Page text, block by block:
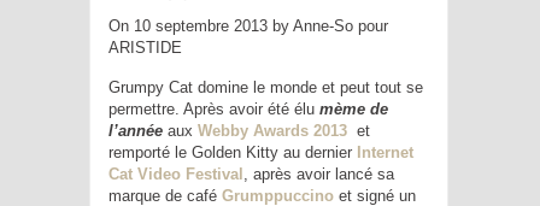
On 10 septembre 2013 by Anne-So pour
ARISTIDE
Grumpy Cat domine le monde et peut tout se
permettre. Après avoir été élu mème de
l’année aux Webby Awards 2013 et
remporté le Golden Kitty au dernier Internet
Cat Video Festival
, après avoir lancé sa
marque de café Grumppuccino et signé un